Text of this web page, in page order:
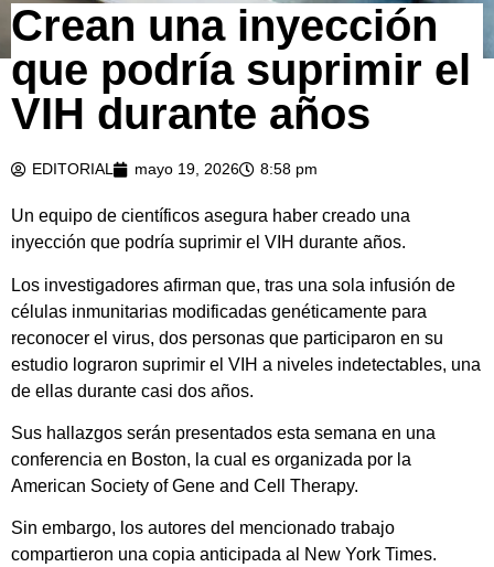
Crean una inyección
que podría suprimir el
VIH durante años
EDITORIAL mayo 19, 2026 8:58 pm
Un equipo de científicos asegura haber creado una
inyección que podría suprimir el VIH durante años.
Los investigadores afirman que, tras una sola infusión de
células inmunitarias modificadas genéticamente para
reconocer el virus, dos personas que participaron en su
estudio lograron suprimir el VIH a niveles indetectables, una
de ellas durante casi dos años.
Sus hallazgos serán presentados esta semana en una
conferencia en Boston, la cual es organizada por la
American Society of Gene and Cell Therapy.
Sin embargo, los autores del mencionado trabajo
compartieron una copia anticipada al New York Times.